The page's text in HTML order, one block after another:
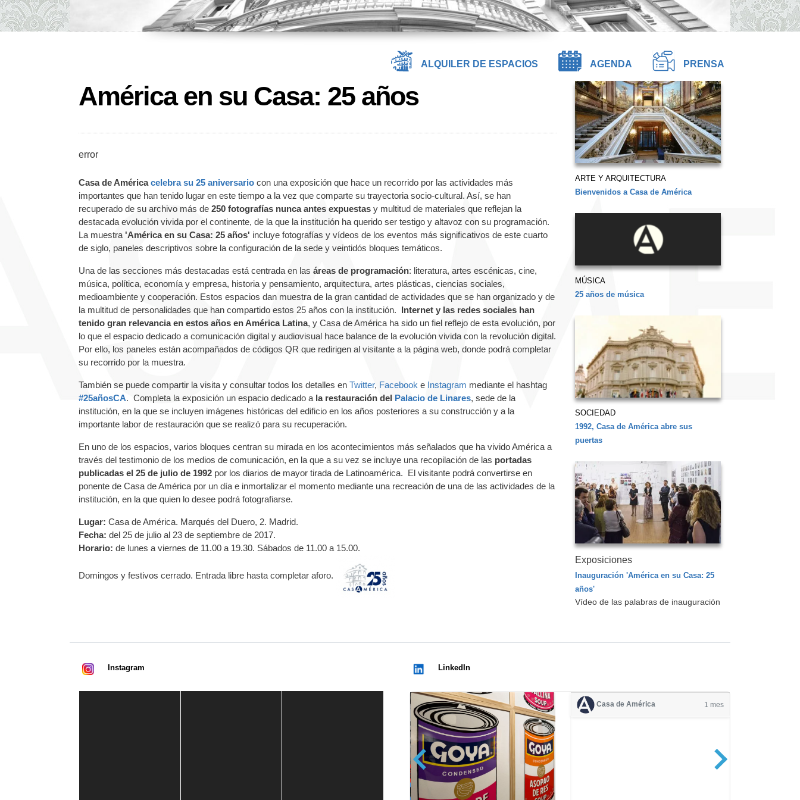
ALQUILER DE ESPACIOS AGENDA PRENSA
América en su Casa: 25 años
error
Casa de Américacelebra su 25 aniversario con una exposición que hace un recorrido por las actividades más
importantes que han tenido lugar en este tiempo a la vez que comparte su trayectoria socio-cultural. Así, se han
recuperado de su archivo más de 250 fotografías nunca antes expuestas y multitud de materiales que reflejan la
destacada evolución vivida por el continente, de la que la institución ha querido ser testigo y altavoz con su programación.
La muestra 'América en su Casa: 25 años' incluye fotografías y vídeos de los eventos más significativos de este cuarto
de siglo, paneles descriptivos sobre la configuración de la sede y veintidós bloques temáticos.
Una de las secciones más destacadas está centrada en las áreas de programación: literatura, artes escénicas, cine,
música, política, economía y empresa, historia y pensamiento, arquitectura, artes plásticas, ciencias sociales,
medioambiente y cooperación. Estos espacios dan muestra de la gran cantidad de actividades que se han organizado y de
la multitud de personalidades que han compartido estos 25 años con la institución. Internet y las redes sociales han
tenido gran relevancia en estos años en América Latina, y Casa de América ha sido un fiel reflejo de esta evolución, por
lo que el espacio dedicado a comunicación digital y audiovisual hace balance de la evolución vivida con la revolución digital.
Por ello, los paneles están acompañados de códigos QR que redirigen al visitante a la página web, donde podrá completar
su recorrido por la muestra.
También se puede compartir la visita y consultar todos los detalles en Twitter, Facebook e Instagram mediante el hashtag
#25añosCA. Completa la exposición un espacio dedicado a la restauración del Palacio de Linares, sede de la
institución, en la que se incluyen imágenes históricas del edificio en los años posteriores a su construcción y a la
importante labor de restauración que se realizó para su recuperación.
En uno de los espacios, varios bloques centran su mirada en los acontecimientos más señalados que ha vivido América a
través del testimonio de los medios de comunicación, en la que a su vez se incluye una recopilación de las portadas
publicadas el 25 de julio de 1992 por los diarios de mayor tirada de Latinoamérica. El visitante podrá convertirse en
ponente de Casa de América por un día e inmortalizar el momento mediante una recreación de una de las actividades de la
institución, en la que quien lo desee podrá fotografiarse.
Lugar: Casa de América. Marqués del Duero, 2. Madrid.
Fecha: del 25 de julio al 23 de septiembre de 2017.
Horario: de lunes a viernes de 11.00 a 19.30. Sábados de 11.00 a 15.00.
Domingos y festivos cerrado. Entrada libre hasta completar aforo.
ARTE Y ARQUITECTURA
Bienvenidos a Casa de América
MÚSICA
25 años de música
SOCIEDAD
1992, Casa de América abre sus
puertas
Exposiciones
Inauguración 'América en su Casa: 25
años'
Vídeo de las palabras de inauguración
Instagram LinkedIn
Casa de América 1 mes